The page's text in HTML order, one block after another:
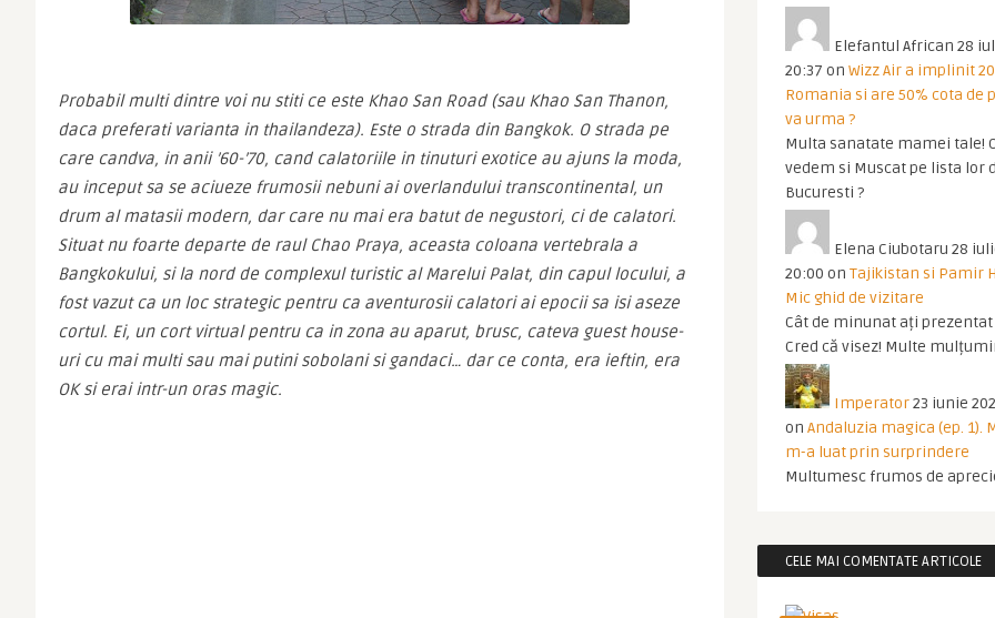
Probabil multi dintre voi nu stiti ce este Khao San Road (sau Khao San Thanon,
daca preferati varianta in thailandeza). Este o strada din Bangkok. O strada pe
care candva, in anii ’60-’70, cand calatoriile in tinuturi exotice au ajuns la moda,
au inceput sa se aciueze frumosii nebuni ai overlandului transcontinental, un
drum al matasii modern, dar care nu mai era batut de negustori, ci de calatori.
Situat nu foarte departe de raul Chao Praya, aceasta coloana vertebrala a
Bangkokului, si la nord de complexul turistic al Marelui Palat, din capul locului, a
fost vazut ca un loc strategic pentru ca aventurosii calatori ai epocii sa isi aseze
cortul. Ei, un cort virtual pentru ca in zona au aparut, brusc, cateva guest house-
uri cu mai multi sau mai putini sobolani si gandaci… dar ce conta, era ieftin, era
OK si erai intr-un oras magic.
Elefantul African 28
20:37 on Wizz Air a implinit
Romania si are 50% cota de
va urma ?
Multa sanatate mamei tale!
vedem si Muscat pe lista lor
Bucuresti ?
Elena Ciubotaru 28
20:00 on Tajikistan si Pamir
Mic ghid de vizitare
Cât de minunat ați prezentat
Cred că visez! Multe
Imperator23 iunie
on Andaluzia magica (ep. 1).
m-a luat prin surprindere
Multumesc frumos de
CELE MAI COMENTATE ARTICOLE